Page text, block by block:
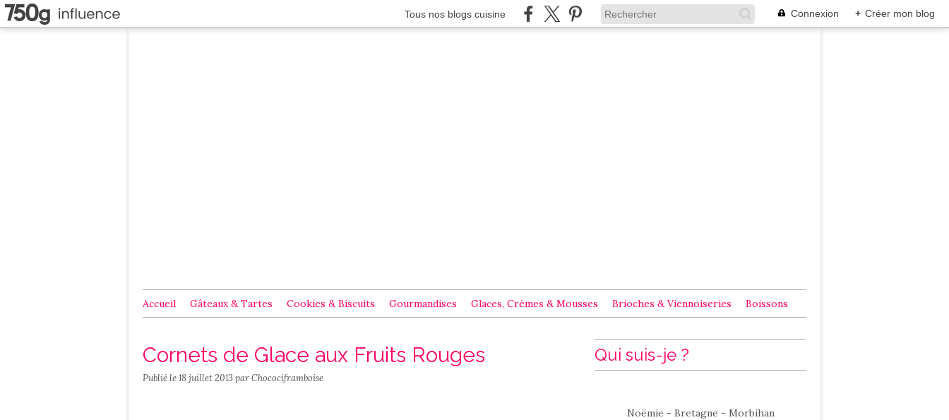
Tous nos blogs cuisine Connexion + Créer mon blog
Accueil Gâteaux & Tartes Cookies & Biscuits Gourmandises Glaces, Crèmes & Mousses Brioches & Viennoiseries Boissons
Cornets de Glace aux Fruits Rouges
Publié le18 juillet 2013par Chocociframboise
Qui suis-je ?
Noëmie - Bretagne - Morbihan